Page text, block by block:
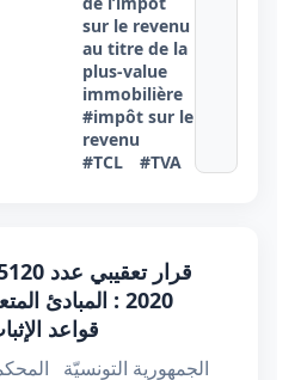
sur le revenu
au titre de la
plus-value
immobilière
#impôt sur le
revenu
#TCL
#TVA
2020 : المبادئ
قواعد
الجمهورية التونسيّة